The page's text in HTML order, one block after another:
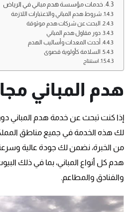
خدمات مؤسسة هدم مباني في الرياض
شروط هدم المباني والاعتبارات اللازمة
البحث عن شركات هدم موثوقة
دور مقاول هدم المباني
أحدث المعدات وأساليب الهدم
السلامة كأولوية قصوى
استنتاج
هدم المباني
إذا كنت تبحث عن خدمة هدم المباني دون
لك هذه الخدمة في جميع مناطق
من الخبرة، نضمن لك جودة عالية
هدم كل أنواع المباني، بما في ذلك
والفنادق والمطاعم.